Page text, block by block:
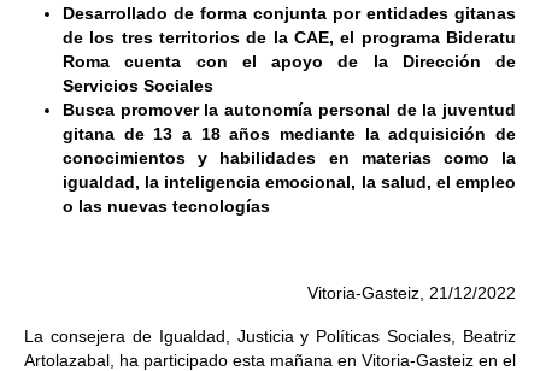
Desarrollado de forma conjunta por entidades gitanas
de los tres territorios de la CAE, el programa Bideratu
Roma cuenta con el apoyo de la Dirección de
Servicios Sociales
Busca promover la autonomía personal de la juventud
gitana de 13 a 18 años mediante la adquisición de
conocimientos y habilidades en materias como la
igualdad, la inteligencia emocional, la salud, el empleo
o las nuevas tecnologías
Vitoria-Gasteiz, 21/12/2022
La consejera de Igualdad, Justicia y Políticas Sociales, Beatriz
Artolazabal, ha participado esta mañana en Vitoria-Gasteiz en el